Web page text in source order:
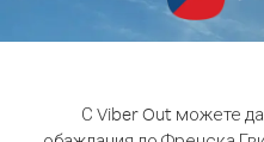
С Viber Out можете